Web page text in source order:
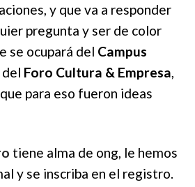
y que va a responder
pregunta y ser de color
se ocupará del Campus
del Foro Cultura & Empresa,
para eso fueron ideas
tiene alma de ong, le hemos
y se inscriba en el registro.